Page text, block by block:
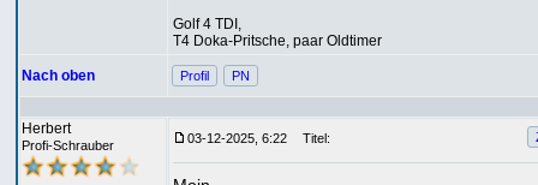
Golf 4 TDI,
T4 Doka-Pritsche, paar Oldtimer
Nach oben Profil PN
Herbert
Profi-Schrauber 03-12-2025, 6:22 Titel: